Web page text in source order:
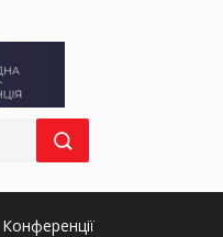
Конференції